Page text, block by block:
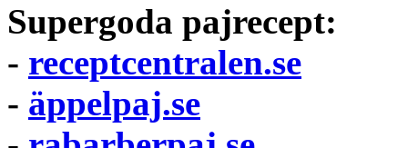
Supergoda pajrecept:
- receptcentralen.se
- äppelpaj.se